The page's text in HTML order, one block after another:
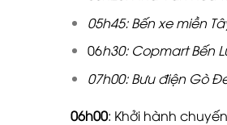
05h45: Bến xe miền
06h30: Copmart Bến
07h00: Bưu điện Gò
06h00: Khởi hành